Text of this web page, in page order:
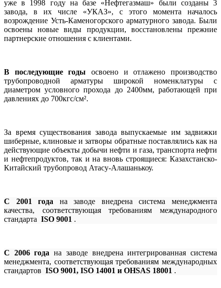
уже в 1998 году на базе «Нефтегазмаш» были созданы 3
завода, в их числе «УКАЗ», с этого момента началось
возрождение Усть-Каменогорского арматурного завода. Были
освоены новые виды продукции, восстановлены прежние
партнерские отношения с клиентами.
В последующие годы освоено и отлажено производство
трубопроводной арматуры широкой номенклатуры с
диаметром условного прохода до 2400мм, работающей при
давлениях до 700кгс/см².
За время существования завода выпускаемые им задвижки
шиберные, клиновые и затворы обратные поставлялись как на
действующие объекты добычи нефти и газа, транспорта нефти
и нефтепродуктов, так и на вновь строящиеся: Казахстанско-
Китайский трубопровод Атасу-Алашанькоу.
С 2001 года на заводе внедрена система менеджмента
качества, соответствующая требованиям международного
стандарта ISO 9001 .
С 2006 года на заводе внедрена интегрированная система
менеджмента, соответствующая требованиям международных
стандартов ISO 9001, ISO 14001 и OHSAS 18001 .